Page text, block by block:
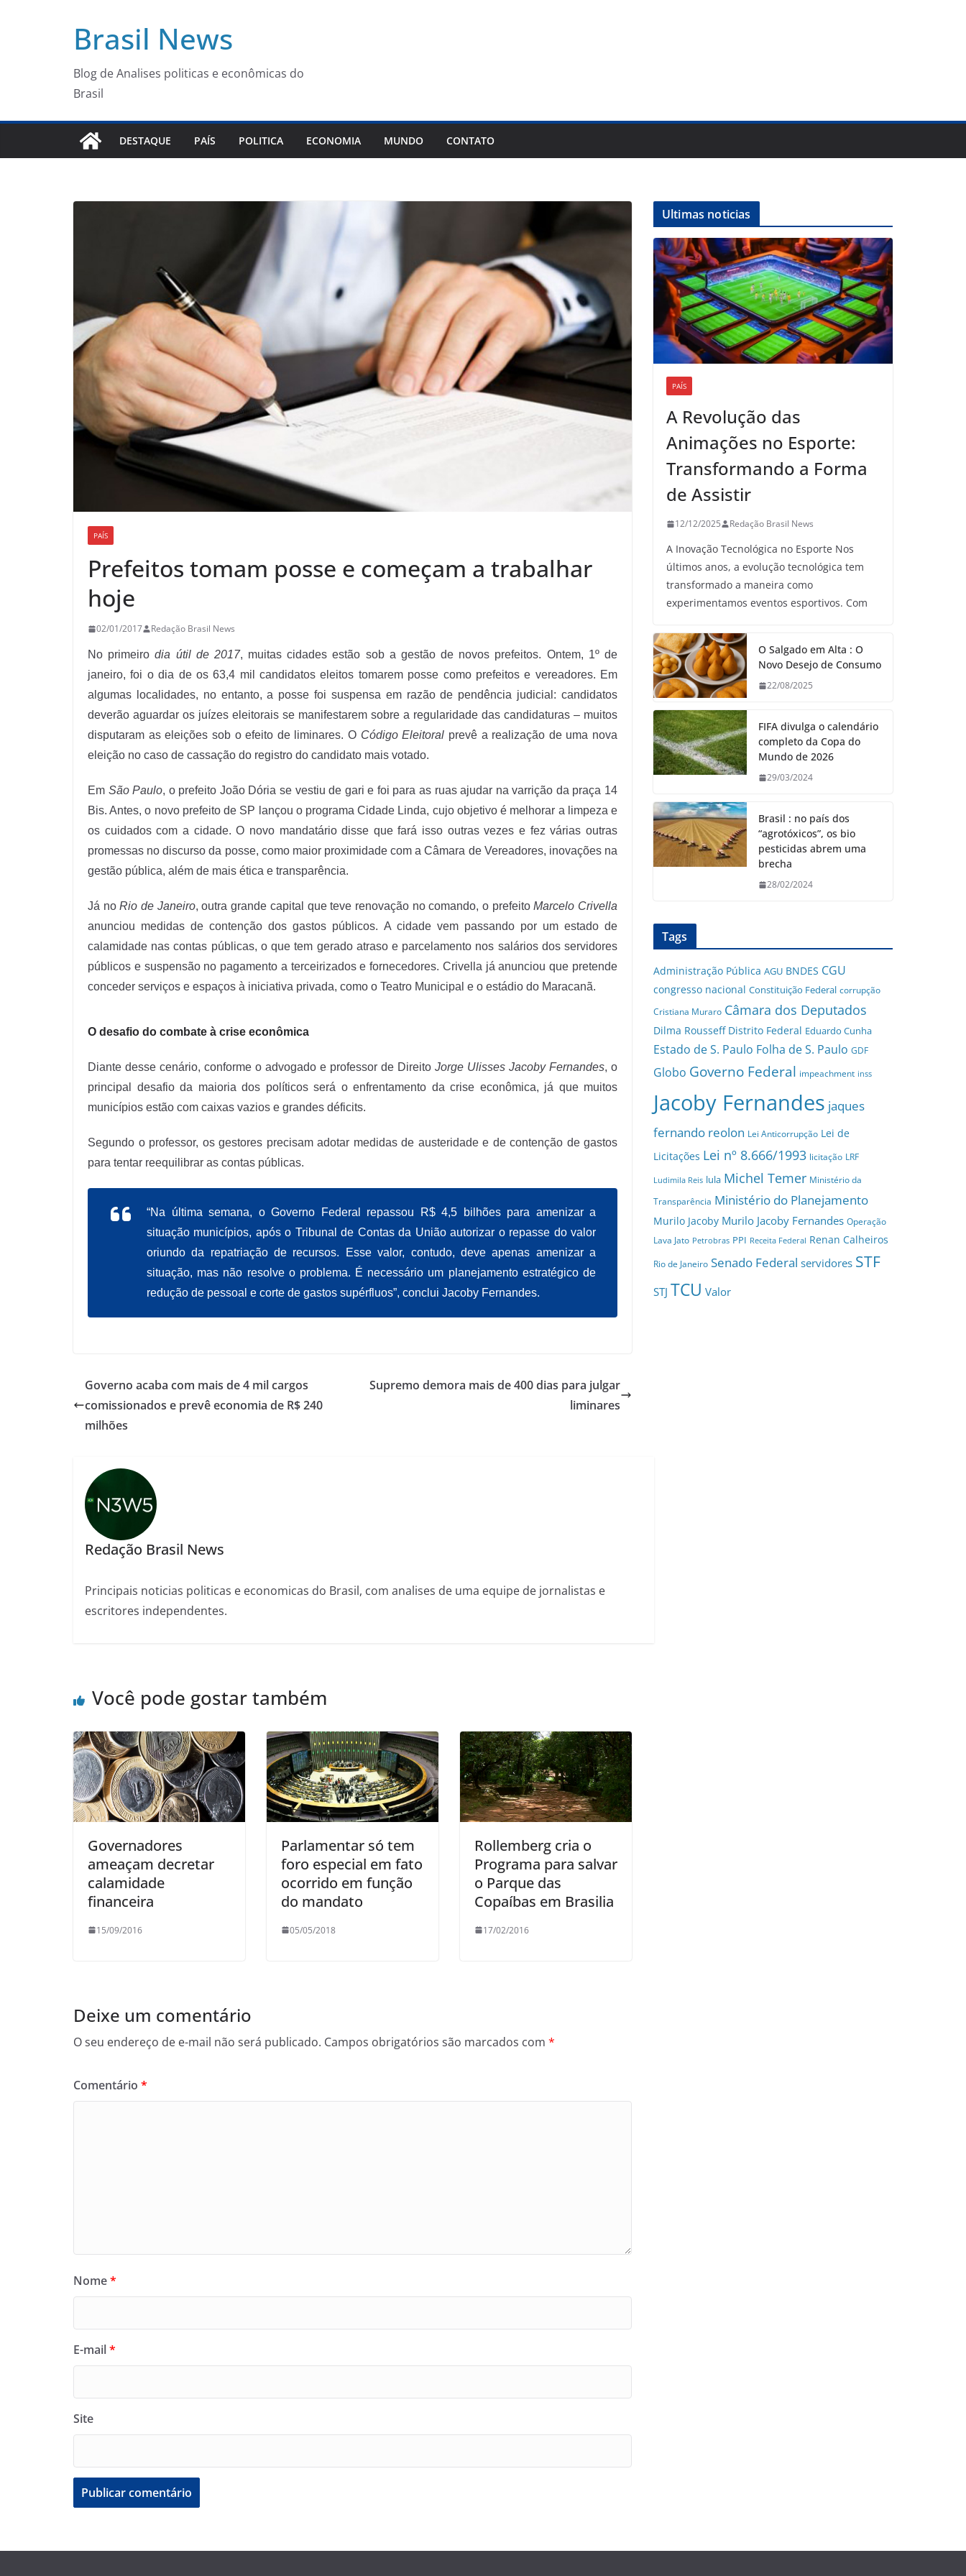
Brasil News
Blog de Analises politicas e econômicas do
Brasil
DESTAQUE PAÍS POLITICA ECONOMIA MUNDO CONTATO
PAÍS
Prefeitos tomam posse e começam a trabalhar
hoje
02/01/2017 Redação Brasil News
No primeirodia útil de 2017, muitas cidades estão sob a gestão de novos prefeitos. Ontem, 1º de
janeiro, foi o dia de os 63,4 mil candidatos eleitos tomarem posse como prefeitos e vereadores. Em
algumas localidades, no entanto, a posse foi suspensa em razão de pendência judicial: candidatos
deverão aguardar os juízes eleitorais se manifestarem sobre a regularidade das candidaturas – muitos
disputaram as eleições sob o efeito de liminares. O Código Eleitoral prevê a realização de uma nova
eleição no caso de cassação do registro do candidato mais votado.
Em São Paulo, o prefeito João Dória se vestiu de gari e foi para as ruas ajudar na varrição da praça 14
Bis. Antes, o novo prefeito de SP lançou o programa Cidade Linda, cujo objetivo é melhorar a limpeza e
os cuidados com a cidade. O novo mandatário disse que fará isso outras vezes e fez várias outras
promessas no discurso da posse, como maior proximidade com a Câmara de Vereadores, inovações na
gestão pública, além de mais ética e transparência.
Já noRio de Janeiro, outra grande capital que teve renovação no comando, o prefeitoMarcelo Crivella
anunciou medidas de contenção dos gastos públicos. A cidade vem passando por um estado de
calamidade nas contas públicas, o que tem gerado atraso e parcelamento nos salários dos servidores
públicos e suspensão no pagamento a terceirizados e fornecedores. Crivella já anunciou que pretende
conceder serviços e espaços à iniciativa privada, como o Teatro Municipal e o estádio do Maracanã.
O desafio do combate à crise econômica
Diante desse cenário, conforme o advogado e professor de Direito Jorge Ulisses Jacoby Fernandes, o
principal desafio da maioria dos políticos será o enfrentamento da crise econômica, já que muitos
municípios estão com caixas vazios e grandes déficits.
Segundo o professor, os gestores precisam adotar medidas de austeridade e de contenção de gastos
para tentar reequilibrar as contas públicas.
“Na última semana, o Governo Federal
repassou R$ 4,5 bilhões para amenizar a
situação municípios, após o Tribunal de Contas da União autorizar o repasse do valor
oriundo da repatriação de recursos. Esse valor, contudo, deve apenas amenizar a
situação, mas não resolve o problema. É necessário um planejamento estratégico de
redução de pessoal e corte de gastos supérfluos”, conclui Jacoby Fernandes.
Governo acaba com mais de 4 mil cargos
comissionados e prevê economia de R$ 240
milhões
Supremo demora mais de 400 dias para julgar
liminares
Redação Brasil News
Principais noticias politicas e economicas do Brasil, com analises de uma equipe de jornalistas e
escritores independentes.
Você pode gostar também
Governadores
ameaçam decretar
calamidade
financeira
15/09/2016
Parlamentar só tem
foro especial em fato
ocorrido em função
do mandato
05/05/2018
Rollemberg cria o
Programa para salvar
o Parque das
Copaíbas em Brasilia
17/02/2016
Deixe um comentário
O seu endereço de e-mail não será publicado. Campos obrigatórios são marcados com *
Comentário *
Nome*
E-mail*
Site
Ultimas noticias
PAÍS
A Revolução das
Animações no Esporte:
Transformando a Forma
de Assistir
12/12/2025 Redação Brasil News
A Inovação Tecnológica no Esporte Nos
últimos anos, a evolução tecnológica tem
transformado a maneira como
experimentamos eventos esportivos. Com
O Salgado em Alta : O
Novo Desejo de Consumo
22/08/2025
FIFA divulga o calendário
completo da Copa do
Mundo de 2026
29/03/2024
Brasil : no país dos
“agrotóxicos”, os bio
pesticidas abrem uma
brecha
28/02/2024
Tags
Administração Pública AGU BNDES CGU
congresso nacional Constituição Federal corrupção
Cristiana Muraro Câmara dos Deputados
Dilma Rousseff Distrito Federal Eduardo Cunha
Estado de S. Paulo Folha de S. Paulo GDF
Globo Governo Federal impeachment inss
Jacoby Fernandes jaques
fernando reolon Lei Anticorrupção Lei de
Licitações Lei nº 8.666/1993 licitação LRF
Ludimila Reis lula Michel Temer Ministério da
Transparência Ministério do Planejamento
Murilo Jacoby Murilo Jacoby Fernandes Operação
Lava Jato Petrobras PPI Receita Federal Renan Calheiros
Rio de Janeiro Senado Federal servidores STF
STJ TCU Valor